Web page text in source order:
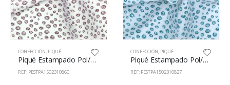
CONFECCIÓN, PIQUÉ
Piqué Estampado Pol/Alg 65/35% 150cm 23108/60
REF: PESTPA1502310860
CONFECCIÓN, PIQUÉ
Piqué Estampado Pol/Alg 65/35% 150cm 23108/27
REF: PESTPA1502310827